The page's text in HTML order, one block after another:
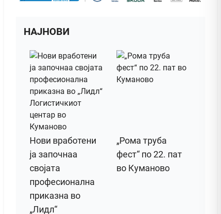
НАЈНОВИ
Нови вработени
ја започнаа
својата
професионална
приказна во
„Лидл“
„Рома труба
фест“ по 22. пат
во Куманово